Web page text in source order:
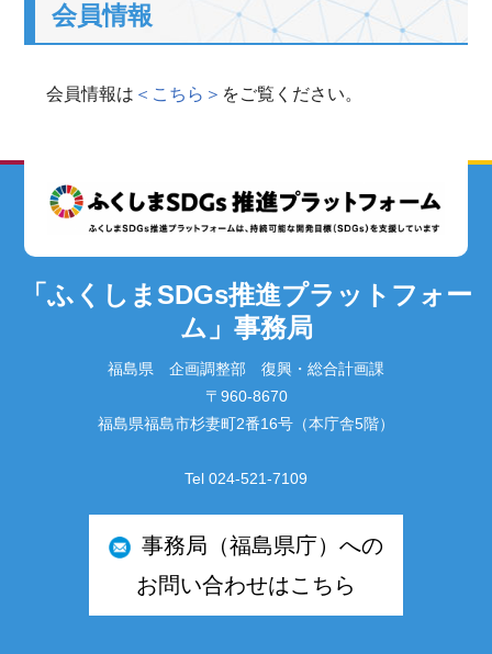
会員情報
会員情報は ＜こちら＞ をご覧ください。
「ふくしまSDGs推進プラットフォー
ム」事務局
福島県 企画調整部 復興・総合計画課
〒960-8670
福島県福島市杉妻町2番16号（本庁舎5階）
Tel 024-521-7109
事務局（福島県庁）への
お問い合わせはこちら